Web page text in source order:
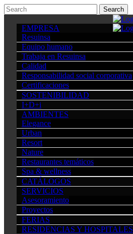
EMPRESA
Resuinsa
Equipo humano
Trabaja en Resuinsa
Calidad
Responsabilidad social corporativa
Certificaciones
SOSTENIBILIDAD
I+D+i
AMBIENTES
Elegance
Urban
Resort
Nature
Restaurantes temáticos
Spa & wellness
CATÁLOGOS
SERVICIOS
Asesoramiento
Proyectos
FERIAS
RESIDENCIAS Y HOSPITALES